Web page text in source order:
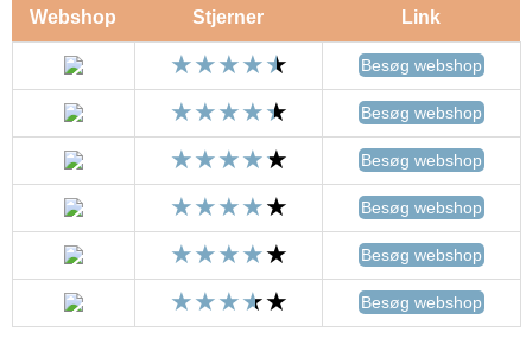
Webshop Stjerner Link
Besøg webshop
Besøg webshop
Besøg webshop
Besøg webshop
Besøg webshop
Besøg webshop